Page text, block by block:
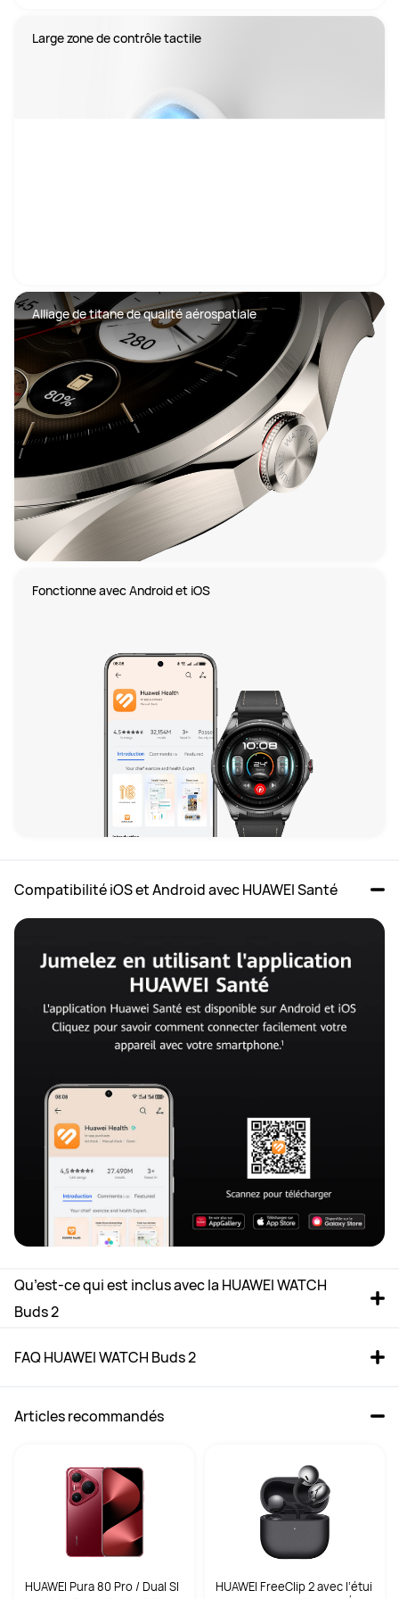
Large zone de contrôle tactile
Alliage de titane de qualité aérospatiale
Fonctionne avec Android et iOS
Compatibilité iOS et Android avec HUAWEI Santé
Qu’est-ce qui est inclus avec la HUAWEI WATCH
Buds 2
FAQ HUAWEI WATCH Buds 2
Articles recommandés
HUAWEI Pura 80 Pro / Dual SI
HUAWEI FreeClip 2 avec l‘étui